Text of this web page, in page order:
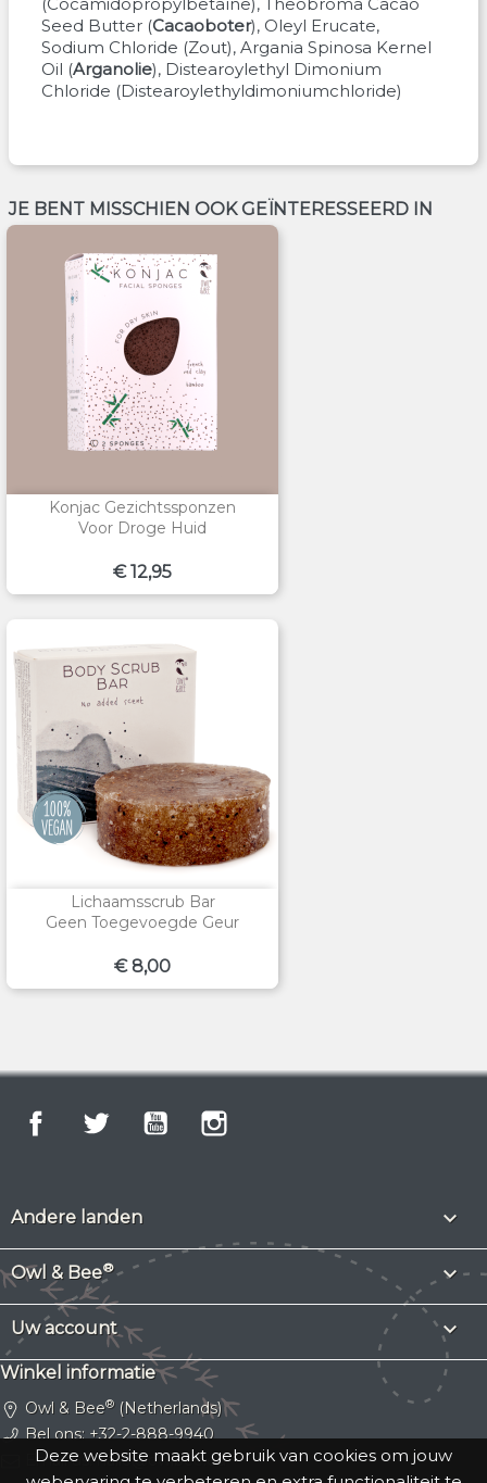
Deze website maakt gebruik van cookies om jouw
Seed Butter (Cacaoboter) Oleyl Erucate
Sodium Chloride (Zout) Argania Spinosa Kernel
Oil (Arganolie) Distearoylethyl Dimonium
Chloride (Distearoylethyldimoniumchloride)
JE BENT MISSCHIEN OOK GEÏNTERESSEERD IN
Konjac Gezichtssponzen
Voor Droge Huid
Prijs
€ 12,95
Lichaamsscrub Bar
Geen Toegevoegde Geur
Prijs
€ 8,00
FacebookTwitter YouTube
Andere landen 
Owl & Bee® 
Uw account 
Winkel informatie
Owl & Bee®(Netherlands)
Bel ons:+32-2-888-9940
Email us:hallo@owlbee.eu